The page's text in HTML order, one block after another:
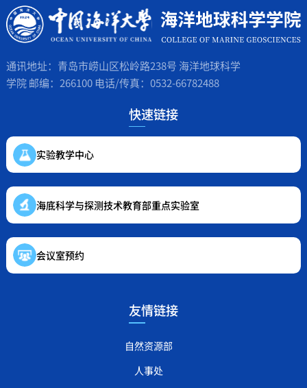
通讯地址：青岛市崂山区松岭路238号 海洋地球科学
学院 邮编：266100 电话/传真：0532-66782488
快速链接
实验教学中心
海底科学与探测技术教育部重点实验室
会议室预约
友情链接
自然资源部
人事处